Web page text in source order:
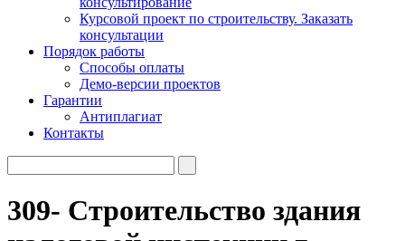
Курсовой проект по строительству. Заказать
консультации
Порядок работы
Способы оплаты
Демо-версии проектов
Гарантии
Антиплагиат
Контакты
309- Строительство здания